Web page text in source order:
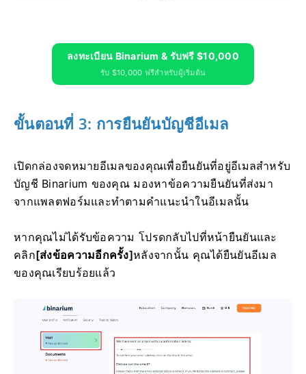
ลงทะเบียน Binarium & รับฟรี $10,000
รับ $10,000 ฟรีสำหรับผู้เริ่มต้น
ขั้นตอนที่ 3: การยืนยันบัญชีอีเมล
เปิดกล่องจดหมายอีเมลของคุณเพื่อยืนยันที่อยู่อีเมลสำหรับ
บัญชี Binarium ของคุณ มองหาข้อความยืนยันที่ส่งมา
จากแพลตฟอร์มและทำตามคำแนะนำในอีเมลนั้น
หากคุณไม่ได้รับข้อความ โปรดกลับไปที่หน้ายืนยันและ
คลิก[ส่งข้อความอีกครั้ง]หลังจากนั้น คุณได้ยืนยันอีเมล
ของคุณเรียบร้อยแล้ว